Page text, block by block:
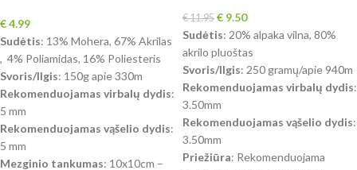
€4.99
Sudėtis: 13% Mohera, 67% Akrilas
, 4% Poliamidas, 16% Poliesteris
Svoris/Ilgis: 150g apie 330m
Rekomenduojamas virbalų dydis:
5 mm
Rekomenduojamas vąšelio dydis:
5 mm
Mezginio tankumas: 10x10cm –
€11.95 € 9.50
Sudėtis: 20% alpaka vilna, 80%
akrilo pluoštas
Svoris/Ilgis: 250 gramų/apie 940m
Rekomenduojamas virbalų dydis:
3.50mm
Rekomenduojamas vąšelio dydis:
3.50mm
Priežiūra: Rekomenduojama